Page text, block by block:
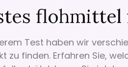
Test haben wir
zu finden. Erfahren Sie,